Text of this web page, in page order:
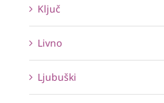
Ključ
Livno
Ljubuški